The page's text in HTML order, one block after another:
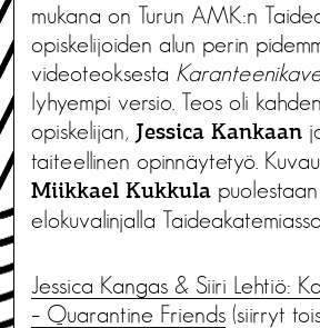
mukana on Turun AMK:n
opiskelijoiden alun perin
videoteoksesta
lyhyempi versio. Teos oli
opiskelijan, Jessica Kankaan
taiteellinen opinnäytetyö.
Miikkael Kukkula
elokuvalinjalla Taideakatemiassa.
Jessica Kangas & Siiri Lehtiö:
– Quarantine Friends (siirryt